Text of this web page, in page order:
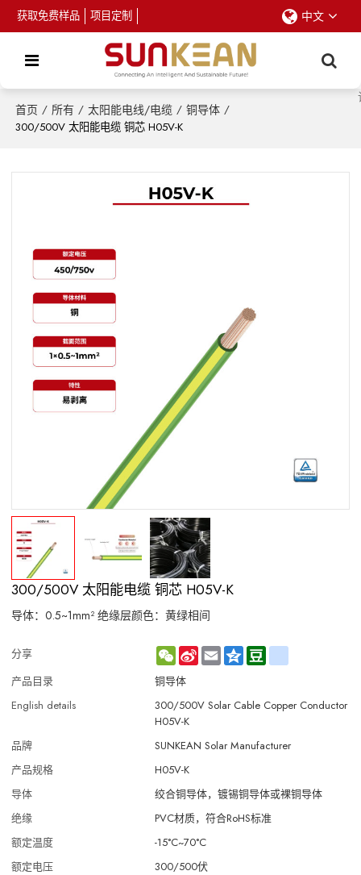
获取免费样品 项目定制 中文
首页 / 所有 / 太阳能电线/电缆 / 铜导体 /
300/500V 太阳能电缆 铜芯 H05V-K
300/500V 太阳能电缆 铜芯 H05V-K
导体：0.5~1mm² 绝缘层颜色：黄绿相间
分享 WeChat
Sina
Weibo
Email QzoneDouban
产品目录
铜导体
English details
300/500V Solar Cable Copper Conductor
H05V-K
品牌
SUNKEAN Solar Manufacturer
产品规格
H05V-K
导体
绞合铜导体，镀锡铜导体或裸铜导体
绝缘
PVC材质，符合RoHS标准
额定温度
-15°C~70°C
额定电压
300/500伏